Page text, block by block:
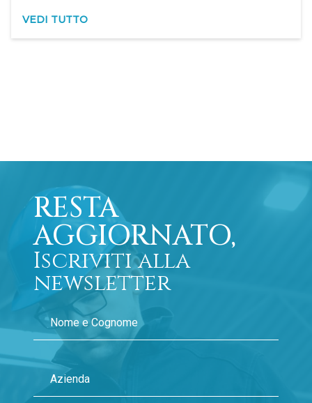
VEDI TUTTO
RESTA
AGGIORNATO,
Iscriviti alla
newsletter